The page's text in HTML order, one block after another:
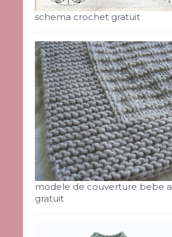
schema crochet gratuit
modele de couverture bebe
gratuit